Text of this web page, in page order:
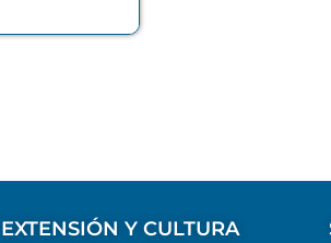
EXTENSIÓN Y CULTURA